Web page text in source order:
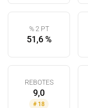
% 2 PT
51,6 %
REBOTES
9,0
# 18